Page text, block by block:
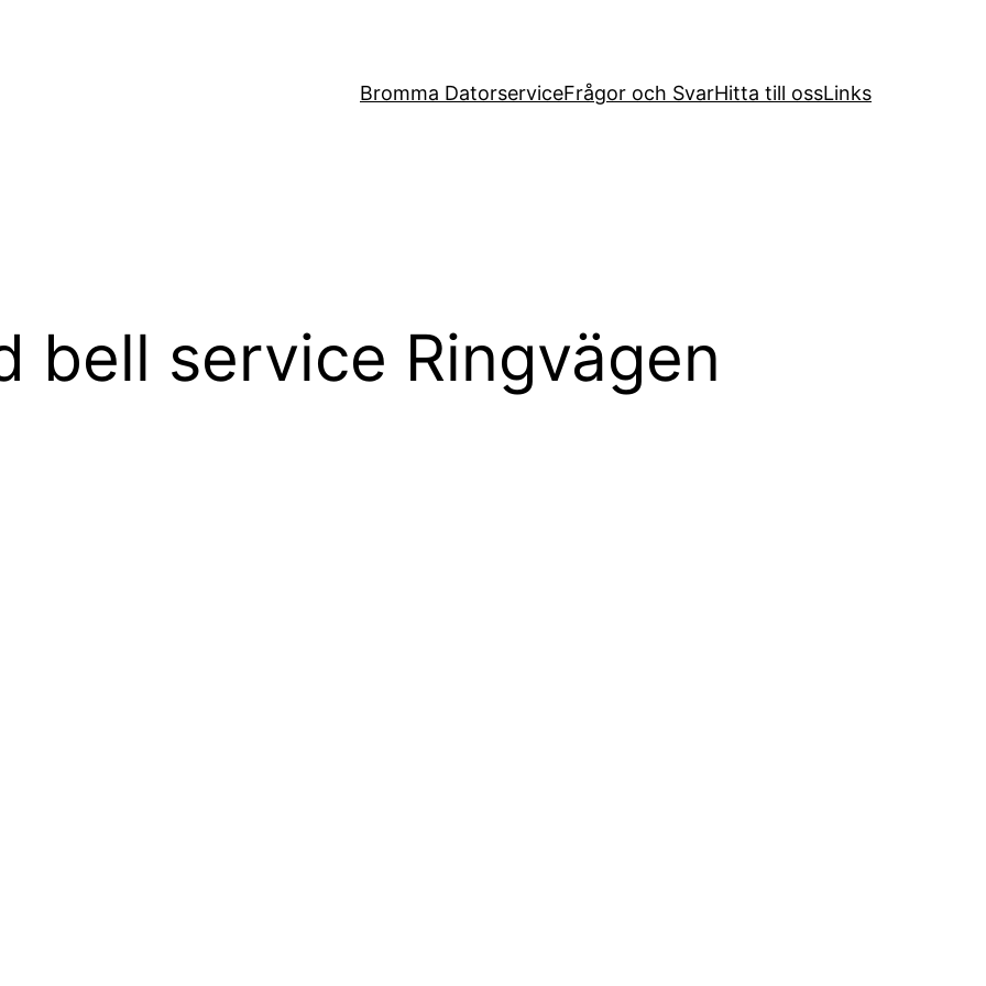
Bromma DatorserviceFrågor och SvarHitta till ossLinks
bell service Ringvägen